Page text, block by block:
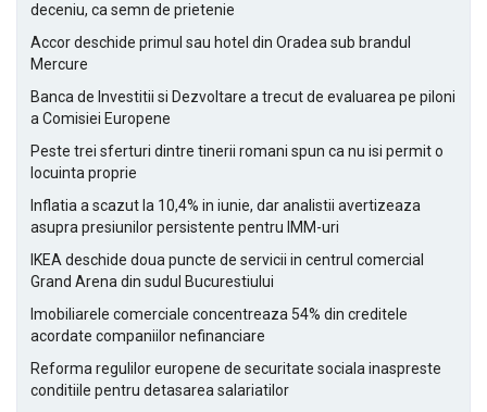
deceniu, ca semn de prietenie
Accor deschide primul sau hotel din Oradea sub brandul
Mercure
Banca de Investitii si Dezvoltare a trecut de evaluarea pe piloni
a Comisiei Europene
Peste trei sferturi dintre tinerii romani spun ca nu isi permit o
locuinta proprie
Inflatia a scazut la 10,4% in iunie, dar analistii avertizeaza
asupra presiunilor persistente pentru IMM-uri
IKEA deschide doua puncte de servicii in centrul comercial
Grand Arena din sudul Bucurestiului
Imobiliarele comerciale concentreaza 54% din creditele
acordate companiilor nefinanciare
Reforma regulilor europene de securitate sociala inaspreste
conditiile pentru detasarea salariatilor